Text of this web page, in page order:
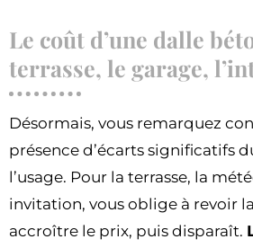
Le coût d’une dalle
terrasse, le garage,
Désormais, vous remarquez
présence d’écarts significatifs
l’usage. Pour la terrasse, la
invitation, vous oblige à revoir
accroître le prix, puis disparaît.